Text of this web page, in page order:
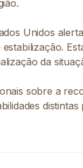
Unidos
da
sobre a